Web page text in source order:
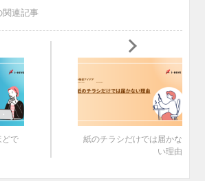
連記事
どで
紙のチラシだけでは届かな
い理由